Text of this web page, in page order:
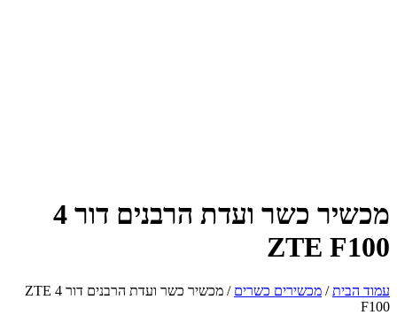
מכשיר כשר ועדת הרבנים דור 4
ZTE F100
עמוד הבית/ מכשירים כשרים
/ מכשיר כשר ועדת הרבנים דור 4 ZTE
F100